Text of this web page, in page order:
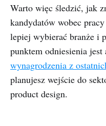
Warto więc śledzić, jak
kandydatów wobec
lepiej wybierać branże i
punktem odniesienia jest
wynagrodzenia z
planujesz wejście do
product design.